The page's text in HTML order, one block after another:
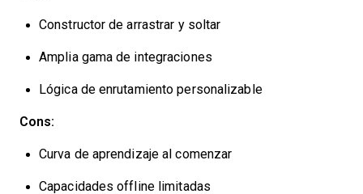
Constructor de arrastrar y soltar
Amplia gama de integraciones
Lógica de enrutamiento personalizable
Cons:
Curva de aprendizaje al comenzar
Capacidades offline limitadas